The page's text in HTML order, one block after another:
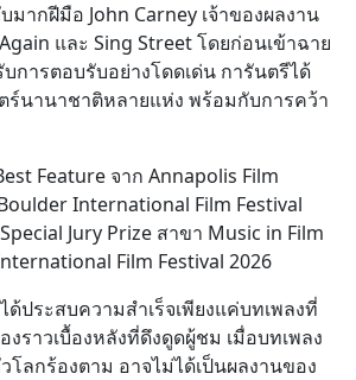
มากฝีมือ John Carney เจ้าของผลงาน
และ Sing Street โดยก่อนเข้าฉาย
การตอบรับอย่างโดดเด่น การันตรีได้
ร์นานาชาติหลายแห่ง พร้อมกับการคว้า
Feature จาก Annapolis Film
International Film Festival
Jury Prize สาขา Music in Film
Film Festival 2026
ด้ประสบความสำเร็จเพียงแค่บทเพลงที่
งราวเบื้องหลังที่ดึงดูดผู้ชม เมื่อบทเพลง
ลกร้องตาม อาจไม่ได้เป็นผลงานของ